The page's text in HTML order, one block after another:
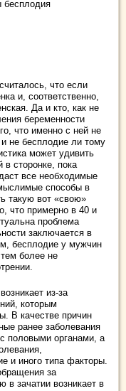
бесплодия
что если
и, соответственно,
Да и кто, как не
беременности
что именно с ней не
не бесплодие ли тому
может удивить
сторонке, пока
все необходимые
способы в
такую вот «свою»
что примерно в 40 и
проблема
заключается в
бесплодие у мужчин
более не
из-за
которым
В качестве причин
ранее заболевания
половыми органами, а
и иного типа факторы.
за
зачатии возникает в